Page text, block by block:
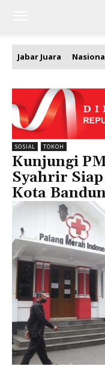
Jabar Juara
SOSIAL TOKOH
Kunjungi
Syahrir
Kota